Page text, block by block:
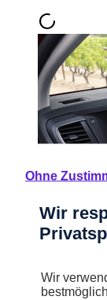
Ohne
Wir
Wir